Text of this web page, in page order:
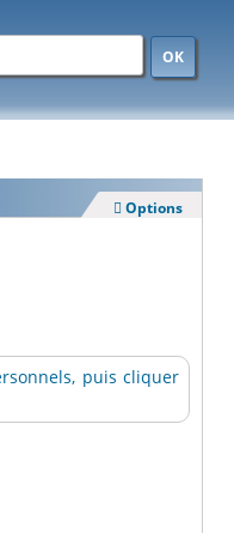
OK
 Options
puis cliquer